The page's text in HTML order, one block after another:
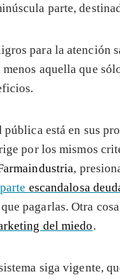
parte,
para la
aquella que
está en sus
por los mismos
,
escandalosa
pagarlas. Otra
del miedo.
siga vigente,